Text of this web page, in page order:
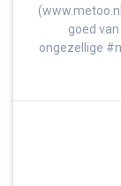
goed
ongezellige